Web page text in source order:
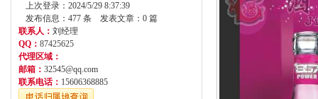
上次登录：2024/5/29 8:37:39
发布信息：477 条 发表文章：0 篇
联系人： 刘经理
QQ： 87425625
代理区域：
邮箱： 32545@qq.com
联系电话： 15606368885